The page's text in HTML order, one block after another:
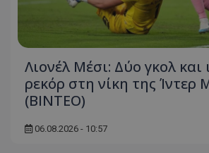
Λιονέλ Μέσι: Δύο γκολ και
ρεκόρ στη νίκη της Ίντερ
(ΒΙΝΤΕΟ)
06.08.2026 - 10:57